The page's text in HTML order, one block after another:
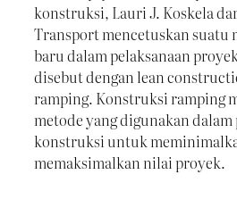
konstruksi, Lauri J. Koskela
Transport mencetuskan suatu
baru dalam pelaksanaan
disebut dengan lean
ramping. Konstruksi ramping
metode yang digunakan dalam
konstruksi untuk
memaksimalkan nilai proyek.